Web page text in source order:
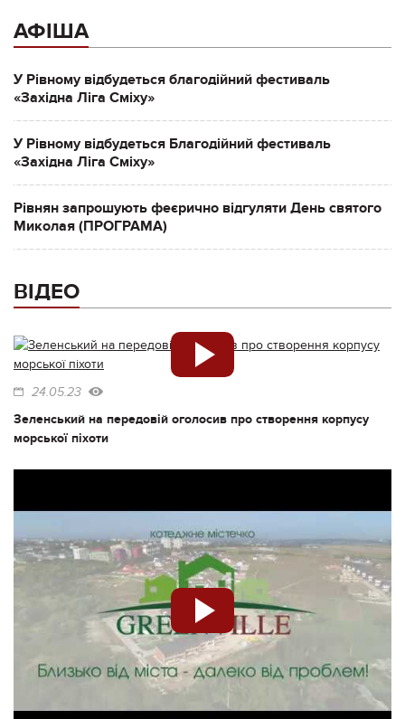
АФІША
У Рівному відбудеться благодійний фестиваль
«Західна Ліга Сміху»
У Рівному відбудеться Благодійний фестиваль
«Західна Ліга Сміху»
Рівнян запрошують феєрично відгуляти День святого
Миколая (ПРОГРАМА)
ВІДЕО
24.05.23
Зеленський на передовій оголосив про створення корпусу
морської піхоти